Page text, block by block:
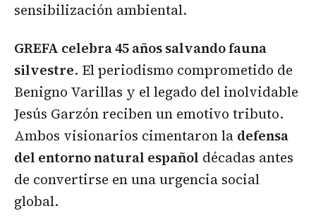
sensibilización ambiental.
GREFA celebra 45 años salvando fauna
silvestre. El periodismo comprometido de
Benigno Varillas y el legado del inolvidable
Jesús Garzón reciben un emotivo tributo.
Ambos visionarios cimentaron la defensa
del entorno natural español décadas antes
de convertirse en una urgencia social
global.